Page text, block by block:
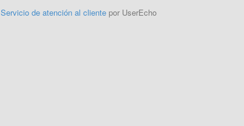
Servicio de atención al clientepor UserEcho